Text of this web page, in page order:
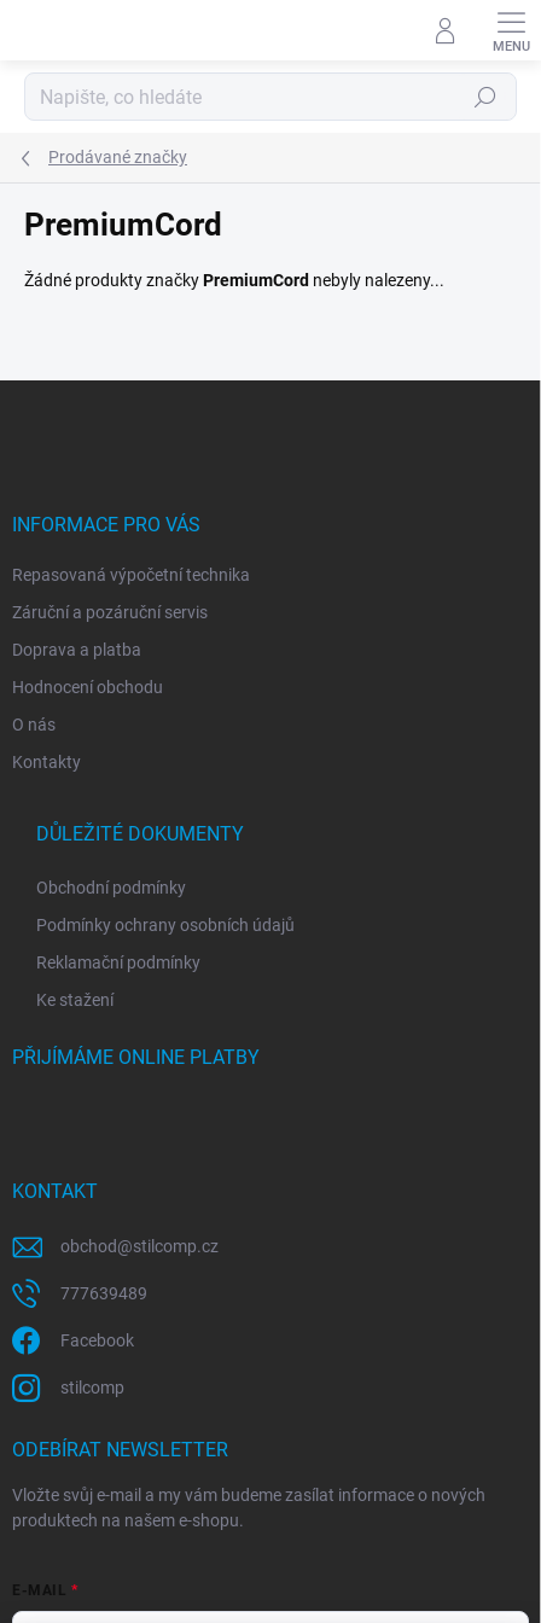
Hledat
Prodávané značky
PremiumCord
Žádné produkty značkyPremiumCord nebyly nalezeny...
INFORMACE PRO VÁS
Repasovaná výpočetní technika
Záruční a pozáruční servis
Doprava a platba
Hodnocení obchodu
O nás
Kontakty
DŮLEŽITÉ DOKUMENTY
Obchodní podmínky
Podmínky ochrany osobních údajů
Reklamační podmínky
Ke stažení
PŘIJÍMÁME ONLINE PLATBY
KONTAKT
obchod@stilcomp.cz
777639489
Facebook
stilcomp
ODEBÍRAT NEWSLETTER
Vložte svůj e-mail a my vám budeme zasílat informace o nových
produktech na našem e-shopu.
E-MAIL